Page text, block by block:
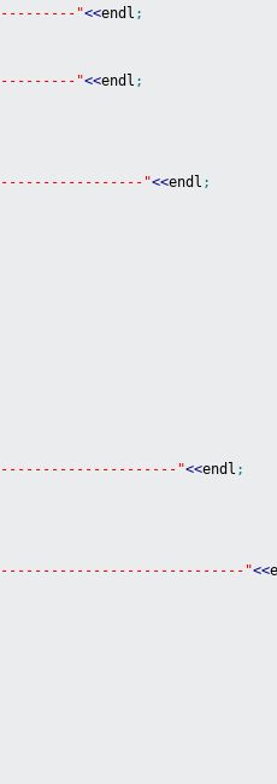
"<<endl ;
"<<endl ;
"<<endl ;
"<<endl ;
"<<